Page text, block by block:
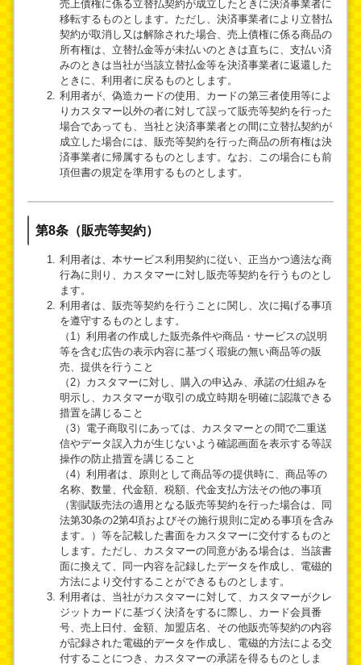
売上債権に係る立替払契約が成立したときに決済事業者に
移転するものとします。ただし、決済事業者により立替払
契約が取消し又は解除された場合、売上債権に係る商品の
所有権は、立替払金等が未払いのときは直ちに、支払い済
みのときは当社が当該立替払金等を決済事業者に返還した
ときに、利用者に戻るものとします。
利用者が、偽造カードの使用、カードの第三者使用等によ
りカスタマー以外の者に対して誤って販売等契約を行った
場合であっても、当社と決済事業者との間に立替払契約が
成立した場合には、販売等契約を行った商品の所有権は決
済事業者に帰属するものとします。なお、この場合にも前
項但書の規定を準用するものとします。
第8条（販売等契約）
利用者は、本サービス利用契約に従い、正当かつ適法な商
行為に則り、カスタマーに対し販売等契約を行うものとし
ます。
利用者は、販売等契約を行うことに関し、次に掲げる事項
を遵守するものとします。
（1）利用者の作成した販売条件や商品・サービスの説明
等を含む広告の表示内容に基づく瑕疵の無い商品等の販
売、提供を行うこと
（2）カスタマーに対し、購入の申込み、承諾の仕組みを
明示し、カスタマーが取引の成立時期を明確に認識できる
措置を講じること
（3）電子商取引にあっては、カスタマーとの間で二重送
信やデータ誤入力が生じないよう確認画面を表示する等誤
操作の防止措置を講じること
（4）利用者は、原則として商品等の提供時に、商品等の
名称、数量、代金額、税額、代金支払方法その他の事項
（割賦販売法の適用となる販売等契約を行った場合は、同
法第30条の2第4項およびその施行規則に定める事項を含み
ます。）等を記載した書面をカスタマーに交付するものと
します。ただし、カスタマーの同意がある場合は、当該書
面に換えて、同一内容を記録したデータを作成し、電磁的
方法により交付することができるものとします。
利用者は、当社がカスタマーに対して、カスタマーがクレ
ジットカードに基づく決済をするに際し、カード会員番
号、売上日付、金額、加盟店名、その他販売等契約の内容
が記録された電磁的データを作成し、電磁的方法による交
付することにつき、カスタマーの承諾を得るものとしま